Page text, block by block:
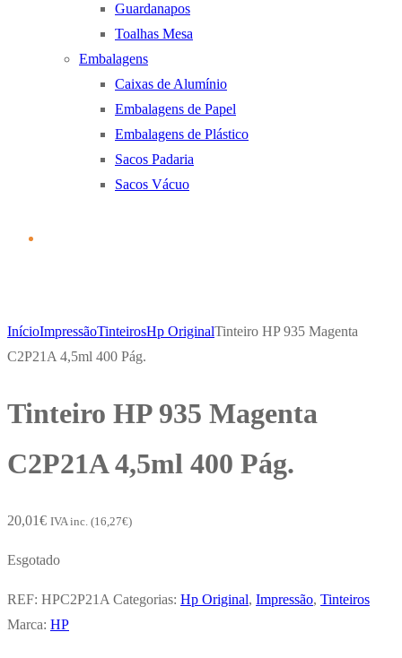
Guardanapos
Toalhas Mesa
Embalagens
Caixas de Alumínio
Embalagens de Papel
Embalagens de Plástico
Sacos Padaria
Sacos Vácuo
InícioImpressãoTinteirosHp OriginalTinteiro HP 935 Magenta
C2P21A 4,5ml 400 Pág.
Tinteiro HP 935 Magenta
C2P21A 4,5ml 400 Pág.
20,01€ IVA inc. (16,27€)
Esgotado
REF: HPC2P21A Categorias: Hp Original, Impressão, Tinteiros
Marca: HP